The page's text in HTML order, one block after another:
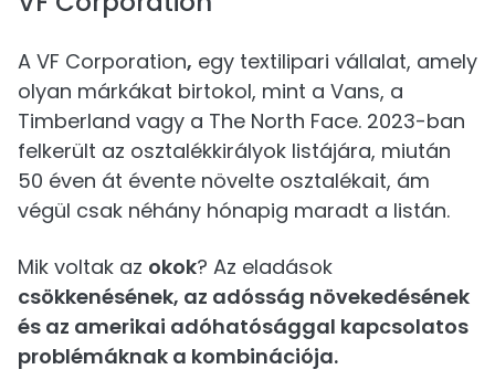
A VF Corporation, egy textilipari vállalat, amely
olyan márkákat birtokol, mint a Vans, a
Timberland vagy a The North Face. 2023-ban
felkerült az osztalékkirályok listájára, miután
50 éven át évente növelte osztalékait, ám
végül csak néhány hónapig maradt a listán.
Mik voltak az okok? Az eladások
csökkenésének, az adósság növekedésének
és az amerikai adóhatósággal kapcsolatos
problémáknak a kombinációja.